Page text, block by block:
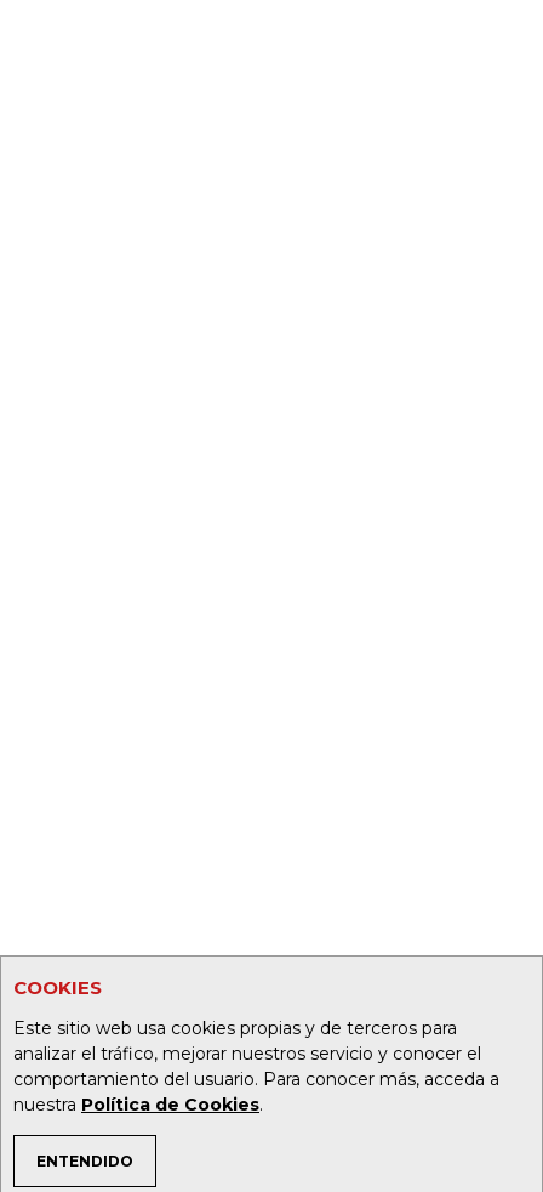
COOKIES
Este sitio web usa cookies propias y de terceros para
analizar el tráfico, mejorar nuestros servicio y conocer el
comportamiento del usuario. Para conocer más, acceda a
nuestra Política de Cookies.
ENTENDIDO
TEMAS DE INTERÉS